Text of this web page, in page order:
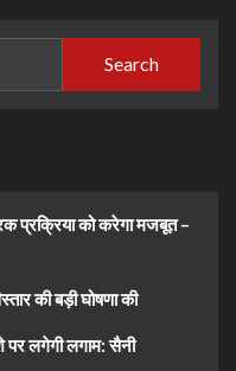
Search
प्रक्रिया को करेगा मजबूत –
की बड़ी घोषणा की
पर लगेगी लगाम: सैनी